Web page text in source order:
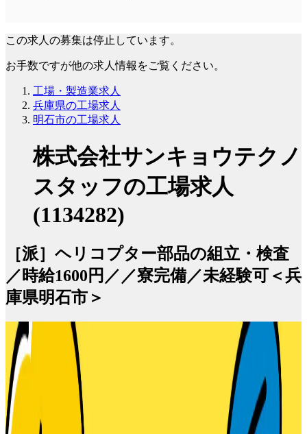
この求人の募集は停止しています。
お手数ですが他の求人情報をご覧ください。
工場・製造業求人
兵庫県の工場求人
明石市の工場求人
株式会社サンキョウテクノ
スタッフの工場求人
(1134282)
［派］ヘリコプター部品の組立・検査
／時給1600円／／寮完備／未経験可＜兵
庫県明石市＞